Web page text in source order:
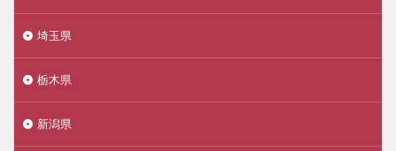
埼玉県
栃木県
新潟県